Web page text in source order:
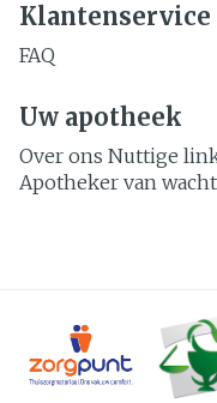
Klantenservice
FAQ
Uw apotheek
Over ons Nuttige
Apotheker van wacht